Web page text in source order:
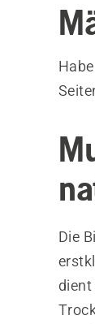
Die
dient